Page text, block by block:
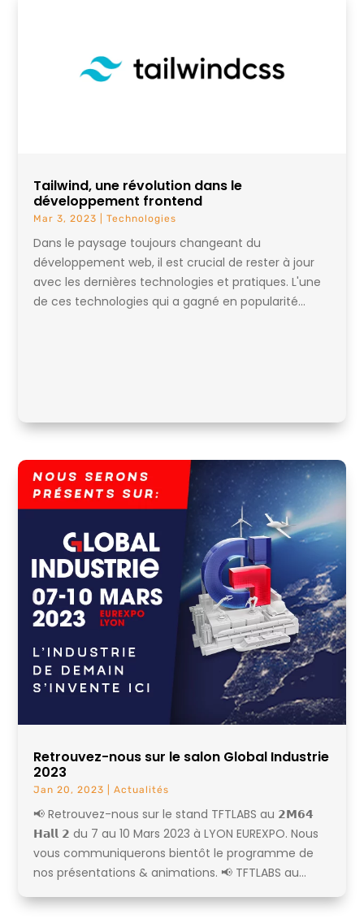
Tailwind, une révolution dans le
développement frontend
Mar 3, 2023 |Technologies
Dans le paysage toujours changeant du
développement web, il est crucial de rester à jour
avec les dernières technologies et pratiques. L'une
de ces technologies qui a gagné en popularité...
Retrouvez-nous sur le salon Global Industrie
2023
Jan 20, 2023 |Actualités
📢 Retrouvez-nous sur le stand TFTLABS au 𝟮𝗠𝟲𝟰
𝗛𝗮𝗹𝗹 𝟮 du 7 au 10 Mars 2023 à LYON EUREXPO. Nous
vous communiquerons bientôt le programme de
nos présentations & animations. 📢 TFTLABS au...